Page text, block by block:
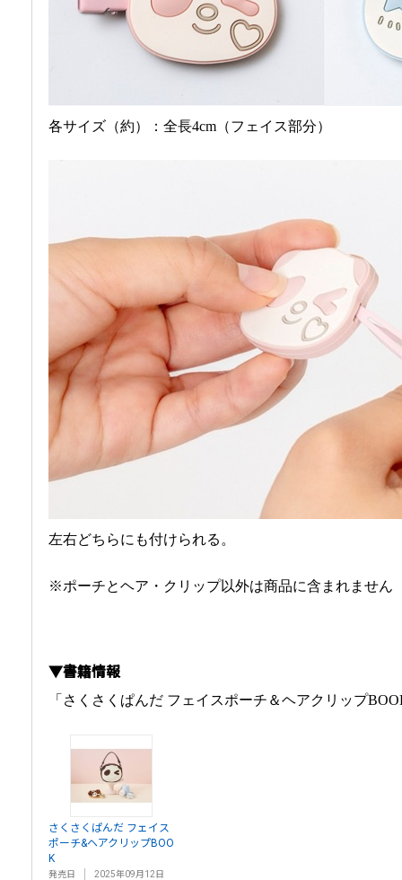
各サイズ（約）：全長4cm（フェイス部分）
左右どちらにも付けられる。
※ポーチとヘア・クリップ以外は商品に含まれません
▼書籍情報
「さくさくぱんだ フェイスポーチ＆ヘアクリップ
さくさくぱんだ フェイス
ポーチ&ヘアクリップBOO
K
発売日
2025年09月12日